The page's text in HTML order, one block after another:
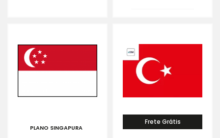
PLANO SINGAPURA
Frete Grátis